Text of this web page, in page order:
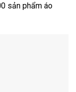
sản phẩm áo